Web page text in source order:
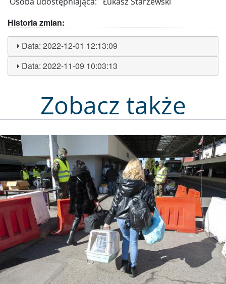
Historia zmian:
Data:2022-12-01 12:13:09
Data:2022-11-09 10:03:13
Zobacz także
Obraz